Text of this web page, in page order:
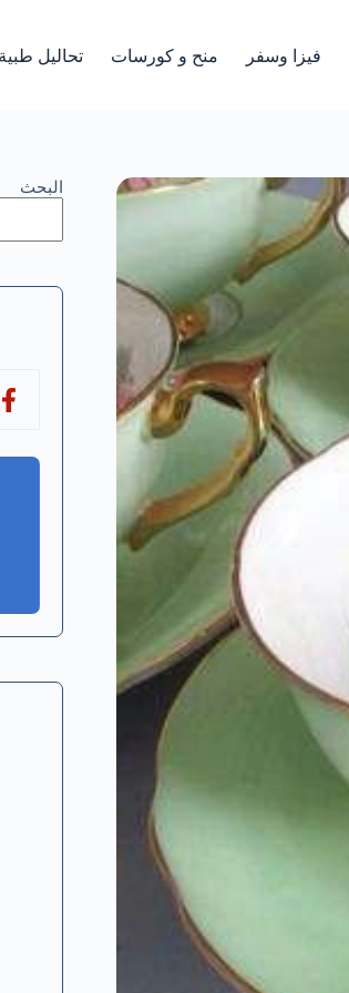
فيزا وسفر منح و كورسات تحاليل طبية
البحث